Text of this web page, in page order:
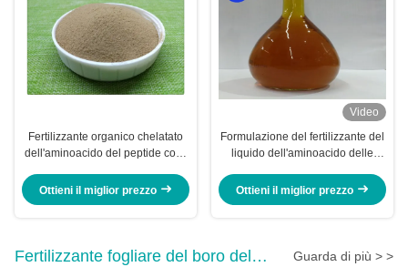
Fertilizzante organico chelatato
dell'aminoacido del peptide con i
Ottieni il miglior prezzo
Video
Formulazione del fertilizzante del
liquido dell'aminoacido delle
Ottieni il miglior prezzo
Fertilizzante fogliare del boro del
Guarda di più > >